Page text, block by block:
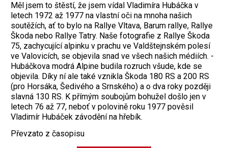
Měl jsem to štěstí, že jsem vídal Vladimíra Hubáčka v
letech 1972 až 1977 na vlastní oči na mnoha našich
soutěžích, ať to bylo na Rallye Vltava, Barum rallye, Rallye
Škoda nebo Rallye Tatry. Naše fotografie z Rallye Škoda
75, zachycující alpinku v prachu ve Valdštejnském polesí
ve Valovicích, se ­objevila snad ve všech našich médiích. ­
Hubáčkova modrá Alpine budila rozruch všude, kde se
objevila. Díky ní ale také vznikla Škoda 180 RS a 200 RS
(pro Horsáka, Šedivého a Srnského) a o dva roky později
slavná 130 RS. K přímým soubojům bohužel došlo jen v
letech 76 až 77, neboť v polovině roku 1977 pověsil
Vladimír Hubáček závodění na hřebík.
Převzato z časopisu